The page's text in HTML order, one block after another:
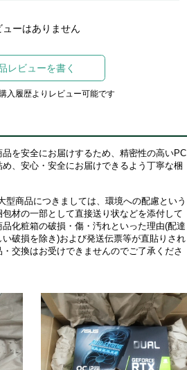
ューはありません
レビューを書く
入履歴よりレビュー可能です
を安全にお届けするため、精密性の高いPC
、安心・安全にお届けできるよう丁寧な梱
型商品につきましては、環境への配慮という
材の一部として直接送り状などを添付して
化粧箱の破損・傷・汚れといった理由(配達
破損を除き)および発送伝票等が直貼りされ
交換はお受けできませんのでご了承くださ